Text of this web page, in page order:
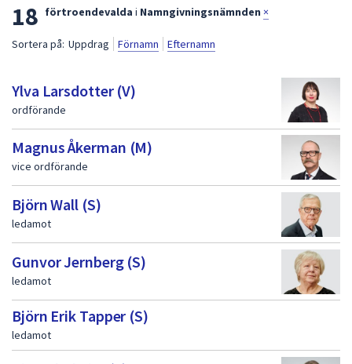
navigera
att
av
L
i
t
a
m
e
d
f
ö
r
t
r
o
18 förtroendevalda i Namngivningsnämnden ×
Sortera på: Uppdrag Förnamn Efternamn
Ylva Larsdotter (V)
ordförande
Magnus Åkerman (M)
vice ordförande
Björn Wall (S)
ledamot
Gunvor Jernberg (S)
ledamot
Björn Erik Tapper (S)
ledamot